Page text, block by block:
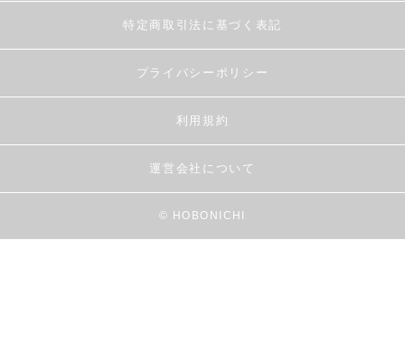
特定商取引法に基づく表記
プライバシーポリシー
利用規約
運営会社について
© HOBONICHI